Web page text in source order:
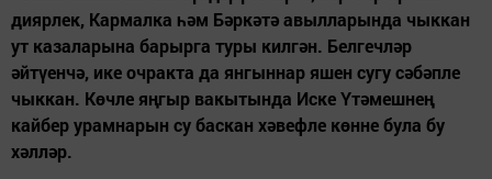
диярлек, Кармалка һәм Бәркәтә авылларында чыккан
ут казаларына барырга туры килгән. Белгечләр
әйтүенчә, ике очракта да янгыннар яшен сугу сәбәпле
чыккан. Көчле яңгыр вакытында Иске Үтәмешнең
кайбер урамнарын су баскан хәвефле көнне була бу
хәлләр.